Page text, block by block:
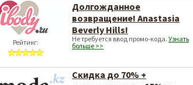
Рейтинг:
Долгожданное
возвращение! Anastasia
Beverly Hills!
Не требуется ввод промо-кода. Узнать
больше >>
Скидка до 70% +